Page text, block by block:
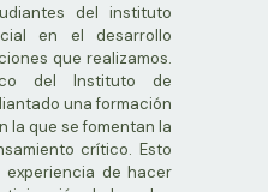
del instituto
en el desarrollo
que realizamos.
del Instituto de
una formación
la que se fomentan la
crítico. Esto
de hacer